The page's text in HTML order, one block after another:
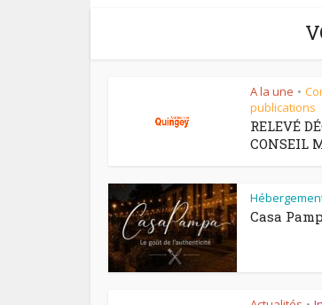
A la une •
publications
RELEVÉ
CONSEIL
Casa